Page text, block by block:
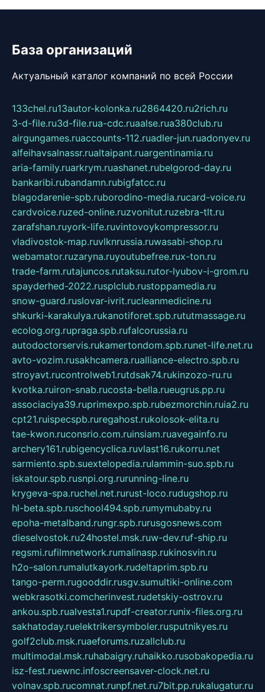
База организаций
Актуальный каталог компаний по всей России
133chel.ru13autor-kolonka.ru2864420.ru2rich.ru
3-d-file.ru3d-file.rua-cdc.ruaalse.rua380club.ru
airgungames.ruaccounts-112.ruadler-jun.ruadonyev.ru
alfeihavsalnassr.rualtaipant.ruargentinamia.ru
aria-family.ruarkrym.ruashanet.rubelgorod-day.ru
bankaribi.rubandamn.rubigfatcc.ru
blagodarenie-spb.ruborodino-media.rucard-voice.ru
cardvoice.ruzed-online.ruzvonitut.ruzebra-tlt.ru
zarafshan.ruyork-life.ruvintovoykompressor.ru
vladivostok-map.ruvlknrussia.ruwasabi-shop.ru
webamator.ruzaryna.ruyoutubefree.rux-ton.ru
trade-farm.rutajuncos.rutaksu.rutor-lyubov-i-grom.ru
spayderhed-2022.rusplclub.rustoppamedia.ru
snow-guard.ruslovar-ivrit.rucleanmedicine.ru
shkurki-karakulya.rukanotiforet.spb.rututmassage.ru
ecolog.org.rupraga.spb.rufalcorussia.ru
autodoctorservis.rukamertondom.spb.runet-life.net.ru
avto-vozim.rusakhcamera.rualliance-electro.spb.ru
stroyavt.rucontrolweb1.rutdsak74.rukinzozo-ru.ru
kvotka.ruiron-snab.rucosta-bella.rueugrus.pp.ru
associaciya39.ruprimexpo.spb.rubezmorchin.ruia2.ru
cpt21.ruispecspb.ruregahost.rukolosok-elita.ru
tae-kwon.ruconsrio.com.ruinsiam.ruavegainfo.ru
archery161.rubigencyclica.ruvlast16.rukorru.net
sarmiento.spb.suextelopedia.rulammin-suo.spb.ru
iskatour.spb.rusnpi.org.rurunning-line.ru
krygeva-spa.ruchel.net.rurust-loco.rudugshop.ru
hl-beta.spb.ruschool494.spb.rumymubaby.ru
epoha-metalband.rungr.spb.rurusgosnews.com
dieselvostok.ru24hostel.msk.ruw-dev.ruf-ship.ru
regsmi.rufilmnetwork.rumalinasp.rukinosvin.ru
h2o-salon.rumalutkayork.rudeltaprim.spb.ru
tango-perm.rugooddir.rusgv.sumultiki-online.com
webkrasotki.comcherinvest.rudetskiy-ostrov.ru
ankou.spb.rualvesta1.rupdf-creator.runix-files.org.ru
sakhatoday.ruelektrikersymboler.rusputnikyes.ru
golf2club.msk.ruaeforums.ruzallclub.ru
multimodal.msk.ruhabaigry.ruhaikko.rusobakopedia.ru
isz-fest.ruewnc.infoscreensaver-clock.net.ru
volnav.spb.rucomnat.runpf.net.ru7bit.pp.rukalugatur.ru